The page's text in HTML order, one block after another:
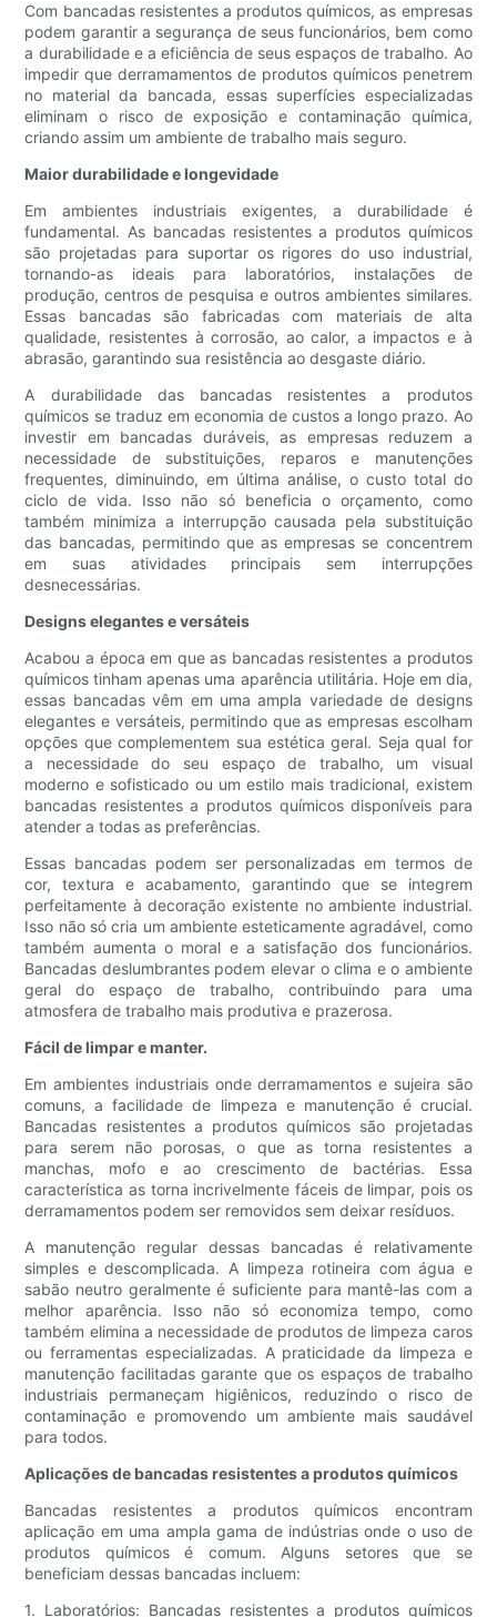
Com bancadas resistentes a produtos químicos, as empresas
podem garantir a segurança de seus funcionários, bem como
a durabilidade e a eficiência de seus espaços de trabalho. Ao
impedir que derramamentos de produtos químicos penetrem
no material da bancada, essas superfícies especializadas
eliminam o risco de exposição e contaminação química,
criando assim um ambiente de trabalho mais seguro.
Maior durabilidade e longevidade
Em ambientes industriais exigentes, a durabilidade é
fundamental. As bancadas resistentes a produtos químicos
são projetadas para suportar os rigores do uso industrial,
tornando-as ideais para laboratórios, instalações de
produção, centros de pesquisa e outros ambientes similares.
Essas bancadas são fabricadas com materiais de alta
qualidade, resistentes à corrosão, ao calor, a impactos e à
abrasão, garantindo sua resistência ao desgaste diário.
A durabilidade das bancadas resistentes a produtos
químicos se traduz em economia de custos a longo prazo. Ao
investir em bancadas duráveis, as empresas reduzem a
necessidade de substituições, reparos e manutenções
frequentes, diminuindo, em última análise, o custo total do
ciclo de vida. Isso não só beneficia o orçamento, como
também minimiza a interrupção causada pela substituição
das bancadas, permitindo que as empresas se concentrem
em suas atividades principais sem interrupções
desnecessárias.
Designs elegantes e versáteis
Acabou a época em que as bancadas resistentes a produtos
químicos tinham apenas uma aparência utilitária. Hoje em dia,
essas bancadas vêm em uma ampla variedade de designs
elegantes e versáteis, permitindo que as empresas escolham
opções que complementem sua estética geral. Seja qual for
a necessidade do seu espaço de trabalho, um visual
moderno e sofisticado ou um estilo mais tradicional, existem
bancadas resistentes a produtos químicos disponíveis para
atender a todas as preferências.
Essas bancadas podem ser personalizadas em termos de
cor, textura e acabamento, garantindo que se integrem
perfeitamente à decoração existente no ambiente industrial.
Isso não só cria um ambiente esteticamente agradável, como
também aumenta o moral e a satisfação dos funcionários.
Bancadas deslumbrantes podem elevar o clima e o ambiente
geral do espaço de trabalho, contribuindo para uma
atmosfera de trabalho mais produtiva e prazerosa.
Fácil de limpar e manter.
Em ambientes industriais onde derramamentos e sujeira são
comuns, a facilidade de limpeza e manutenção é crucial.
Bancadas resistentes a produtos químicos são projetadas
para serem não porosas, o que as torna resistentes a
manchas, mofo e ao crescimento de bactérias. Essa
característica as torna incrivelmente fáceis de limpar, pois os
derramamentos podem ser removidos sem deixar resíduos.
A manutenção regular dessas bancadas é relativamente
simples e descomplicada. A limpeza rotineira com água e
sabão neutro geralmente é suficiente para mantê-las com a
melhor aparência. Isso não só economiza tempo, como
também elimina a necessidade de produtos de limpeza caros
ou ferramentas especializadas. A praticidade da limpeza e
manutenção facilitadas garante que os espaços de trabalho
industriais permaneçam higiênicos, reduzindo o risco de
contaminação e promovendo um ambiente mais saudável
para todos.
Aplicações de bancadas resistentes a produtos químicos
Bancadas resistentes a produtos químicos encontram
aplicação em uma ampla gama de indústrias onde o uso de
produtos químicos é comum. Alguns setores que se
beneficiam dessas bancadas incluem:
1. Laboratórios: Bancadas resistentes a produtos químicos